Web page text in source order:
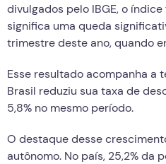
divulgados pelo IBGE, o índice
significa uma queda
trimestre deste ano, quando
Esse resultado acompanha a
Brasil reduziu sua taxa de
5,8% no mesmo período.
O destaque desse
autônomo. No país, 25,2% da